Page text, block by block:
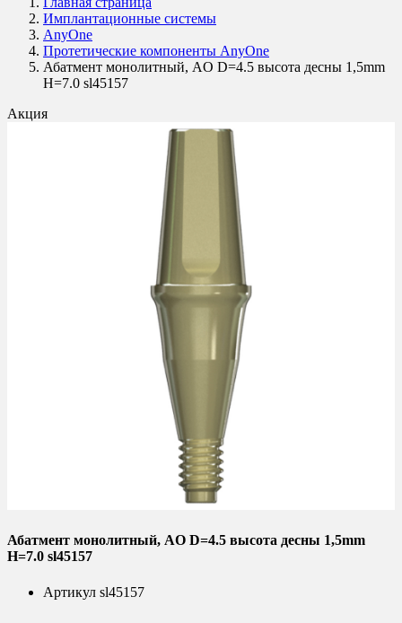
Имплантационные системы
AnyOne
Протетические компоненты AnyOne
Абатмент монолитный, AO D=4.5 высота десны 1,5mm
H=7.0 sl45157
Акция
Абатмент монолитный, AO D=4.5 высота десны 1,5mm
H=7.0 sl45157
Артикул sl45157